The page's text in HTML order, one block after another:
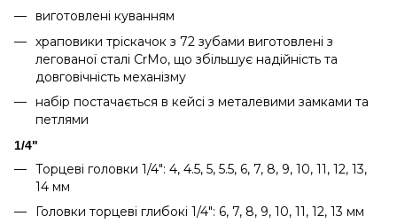
виготовлені куванням
храповики тріскачок з 72 зубами виготовлені з
легованої сталі CrMo, що збільшує надійність та
довговічність механізму
набір постачається в кейсі з металевими замками та
петлями
1/4"
Торцеві головки 1/4": 4, 4.5, 5, 5.5, 6, 7, 8, 9, 10, 11, 12, 13,
14 мм
Головки торцеві глибокі 1/4": 6, 7, 8, 9, 10, 11, 12, 13 мм